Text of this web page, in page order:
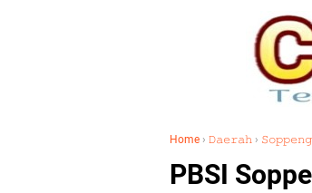
Home › 𝙳𝚊𝚎𝚛𝚊𝚑 › 𝚂𝚘𝚙𝚙𝚎𝚗𝚐
PBSI